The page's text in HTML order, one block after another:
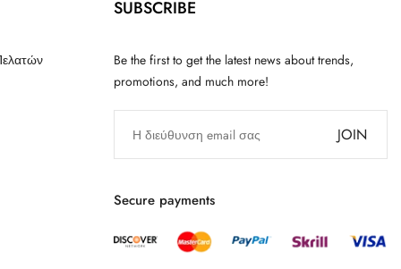
SUBSCRIBE
Be the first to get the latest news about trends,
promotions, and much more!
JOIN
Secure payments